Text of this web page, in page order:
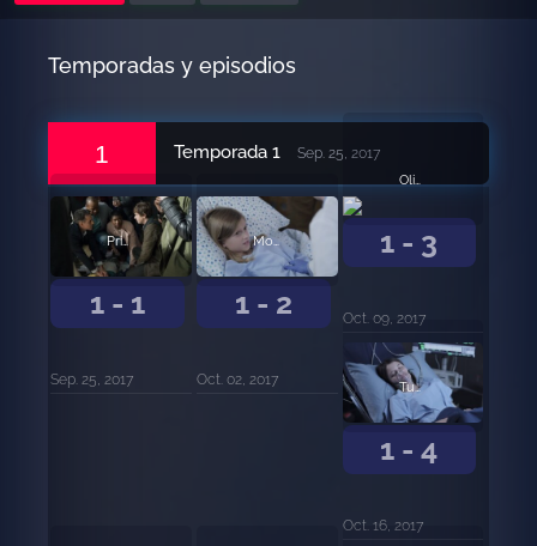
Temporadas y episodios
1 Temporada 1 Sep. 25, 2017
1 - 1
Primer paciente.
Sep. 25, 2017
1 - 2
Monte Rushmore.
Oct. 02, 2017
1 - 3
Oliver.
Oct. 09, 2017
1 - 4
Tuberías.
Oct. 16, 2017